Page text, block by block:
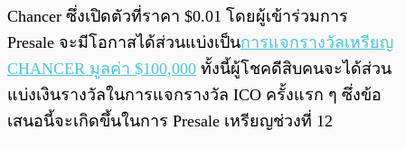
Chancer ซึ่งเปิดตัวที่ราคา $0.01 โดยผู้เข้าร่วมการ
Presale จะมีโอกาสได้ส่วนแบ่งเป็นการแจกรางวัลเหรียญ
CHANCER มูลค่า $100,000 ทั้งนี้ผู้โชคดีสิบคนจะได้ส่วน
แบ่งเงินรางวัลในการแจกรางวัล ICO ครั้งแรก ๆ ซึ่งข้อ
เสนอนี้จะเกิดขึ้นในการ Presale เหรียญช่วงที่ 12